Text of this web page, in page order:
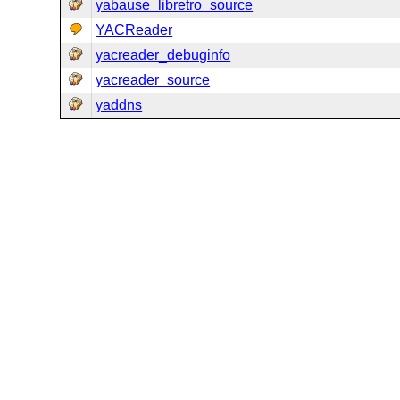
yabause_libretro_source
YACReader
yacreader_debuginfo
yacreader_source
yaddns